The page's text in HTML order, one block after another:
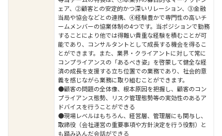
ェア、②顧客との安定的かつ深いリレーション、③金融
当局や協会などとの連携、④経験豊かで専門性の高いチ
ームメンバーの協業体制の4つです。当ポジションで勤務
することにより他では得難い貴重な経験を積むことが可
能であり、コンサルタントとして成長する機会を得るこ
とができます。また、業界・クライアントに対して常に
コンプライアンスの「あるべき姿」を啓蒙して健全な経
済の成長を支援する立ち位置での業務であり、社会的意
義を感じながら業務に取り組むことができます。
●顧客の問題の全体像、根本原因を把握し、顧客のコン
プライアンス態勢、リスク管理態勢等の実効性のあるア
ドバイスを行うことができる
●現場レベルはもちろん、経営層、管理層にも関与し、
取締役（会社運営の重要事項や方針決定を行う役割）と
も踏み込んだ会話ができる